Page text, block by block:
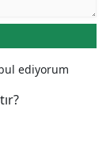
ediyorum